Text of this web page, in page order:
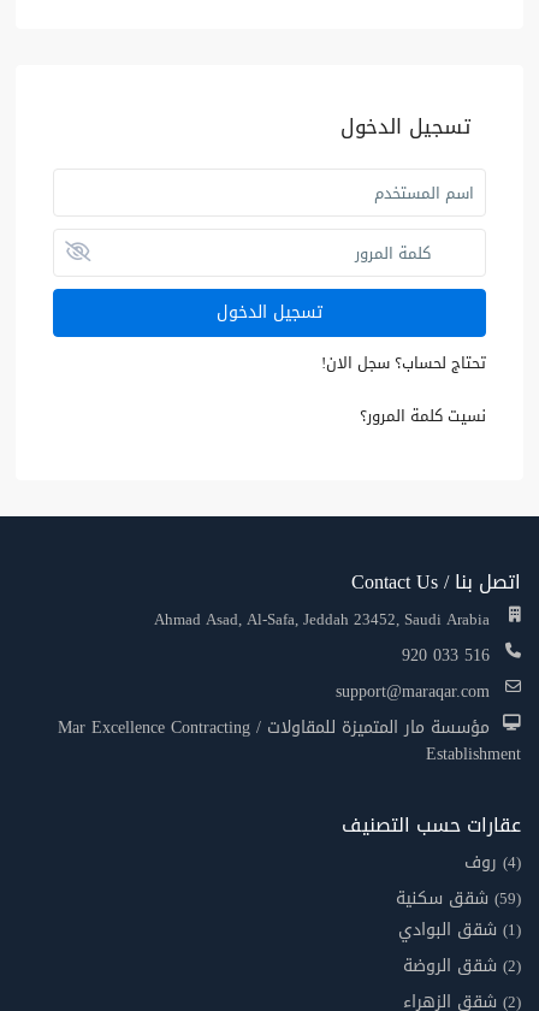
تسجيل الدخول
تسجيل الدخول
تحتاج لحساب؟ سجل الان!
نسيت كلمة المرور؟
اتصل بنا / Contact Us
Ahmad Asad, Al-Safa, Jeddah 23452, Saudi Arabia
920 033 516
support@maraqar.com
مؤسسة مار المتميزة للمقاولات / Mar Excellence Contracting
Establishment
عقارات حسب التصنيف
روف (4)
شقق سكنية (59)
شقق البوادي (1)
شقق الروضة (2)
شقق الزهراء (2)